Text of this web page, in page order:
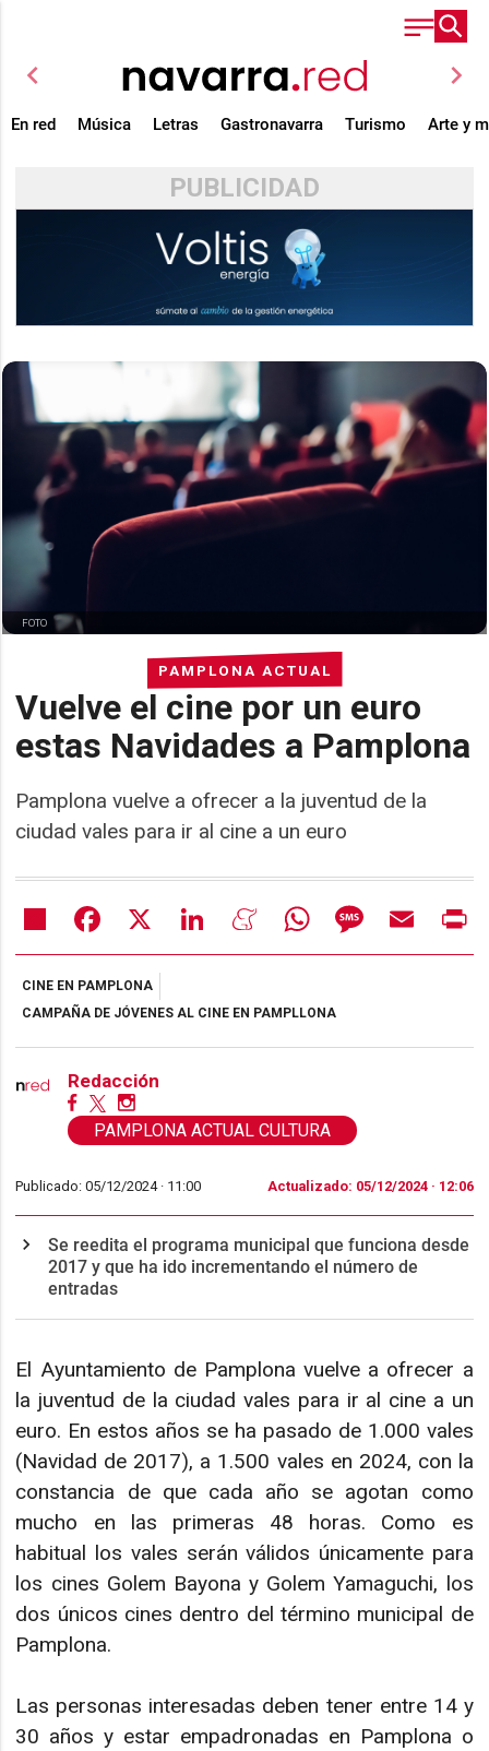
chevron_left chevron_right
En red Música Letras Gastronavarra Turismo Arte y
PUBLICIDAD
PAMPLONA ACTUAL
Vuelve el cine por un euro
estas Navidades a Pamplona
Pamplona vuelve a ofrecer a la juventud de la
ciudad vales para ir al cine a un euro
FOTO
Share Facebook LinkedIn MeneameWhatsAppMessageEmail
CINE EN PAMPLONA
CAMPAÑA DE JÓVENES AL CINE EN PAMPLLONA
Redacción
PAMPLONA ACTUAL CULTURA
Publicado: 05/12/2024 · 11:00 Actualizado: 05/12/2024 · 12:06
Se reedita el programa municipal que funciona desde
2017 y que ha ido incrementando el número de
entradas
El Ayuntamiento de Pamplona vuelve a ofrecer a
la juventud de la ciudad vales para ir al cine a un
euro. En estos años se ha pasado de 1.000 vales
(Navidad de 2017), a 1.500 vales en 2024, con la
constancia de que cada año se agotan como
mucho en las primeras 48 horas. Como es
habitual los vales serán válidos únicamente para
los cines Golem Bayona y Golem Yamaguchi, los
dos únicos cines dentro del término municipal de
Pamplona.
Las personas interesadas deben tener entre 14 y
30 años y estar empadronadas en Pamplona o